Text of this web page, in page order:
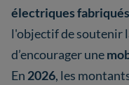
électriques
l'objectif de soutenir
d’encourager une
En 2026, les